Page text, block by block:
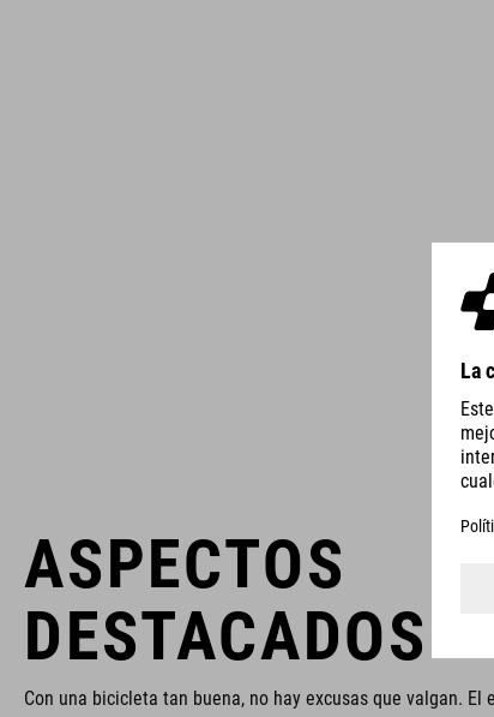
ASPECTOS
DESTACADOS
Con una bicicleta tan buena, no hay excusas que valgan. El